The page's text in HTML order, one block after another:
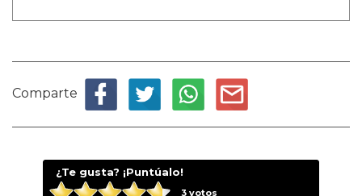
Comparte
¿Te gusta? ¡Puntúalo!
3votos